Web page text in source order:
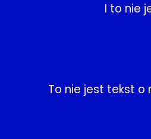
I to nie
To nie jest tekst o